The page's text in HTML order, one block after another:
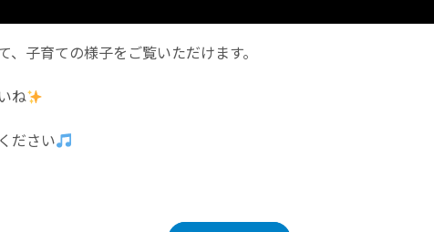
、子育ての様子をご覧いただけます。
ね
ださい